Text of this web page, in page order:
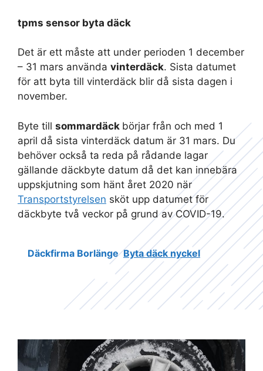
tpms sensor byta däck
Det är ett måste att under perioden 1 december
– 31 mars använda vinterdäck. Sista datumet
för att byta till vinterdäck blir då sista dagen i
november.
Byte till sommardäck börjar från och med 1
april då sista vinterdäck datum är 31 mars. Du
behöver också ta reda på rådande lagar
gällande däckbyte datum då det kan innebära
uppskjutning som hänt året 2020 när
Transportstyrelsen sköt upp datumet för
däckbyte två veckor på grund av COVID-19.
Däckfirma Borlänge Byta däck nyckel